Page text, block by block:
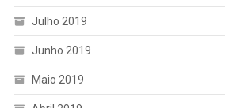
Julho 2019
Junho 2019
Maio 2019